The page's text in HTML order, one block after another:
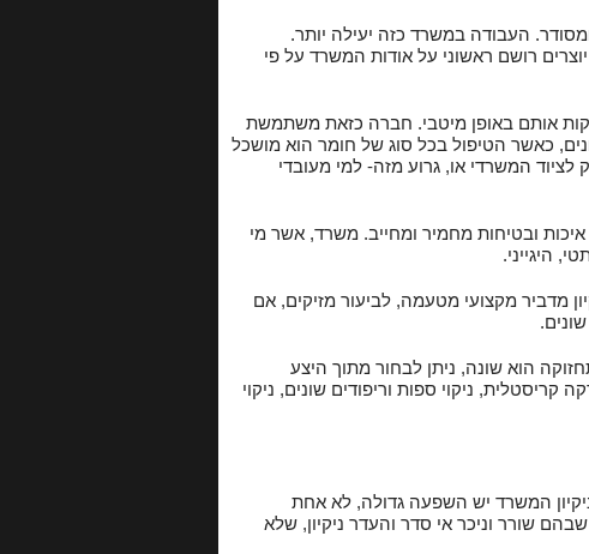
העבודה במשרד כזה יעילה יותר.
רושם ראשוני על אודות המשרד על פי
אותם באופן מיטבי. חברה כזאת משתמשת
שונים, כאשר הטיפול בכל סוג של חומר הוא מושכל
המשרדי או, גרוע מזה- למי מעובדי
ובטיחות מחמיר ומחייב. משרד, אשר מי
היגייני.
מדביר מקצועי מטעמה, לביעור מזיקים, אם
הוא שונה, ניתן לבחור מתוך היצע
ניקוי ספות וריפודים שונים, ניקוי
המשרד יש השפעה גדולה, לא אחת
שורר וניכר אי סדר והעדר ניקיון, שלא